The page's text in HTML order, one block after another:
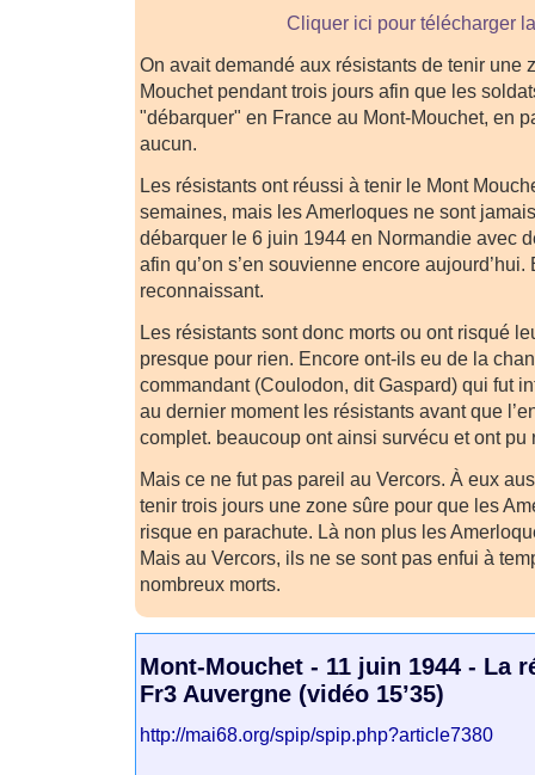
Cliquer ici pour télécharger
On avait demandé aux résistants de tenir une
Mouchet pendant trois jours afin que les
"débarquer" en France au Mont-Mouchet, en
aucun.
Les résistants ont réussi à tenir le Mont
semaines, mais les Amerloques ne sont
débarquer le 6 juin 1944 en Normandie avec
afin qu’on s’en souvienne encore aujourd’hui.
reconnaissant.
Les résistants sont donc morts ou ont risqué
presque pour rien. Encore ont-ils eu de la
commandant (Coulodon, dit Gaspard) qui fut
au dernier moment les résistants avant que
complet. beaucoup ont ainsi survécu et ont pu
Mais ce ne fut pas pareil au Vercors. À eux
tenir trois jours une zone sûre pour que les
risque en parachute. Là non plus les
Mais au Vercors, ils ne se sont pas enfui à
nombreux morts.
Mont-Mouchet - 11 juin 1944 - La
Fr3 Auvergne (vidéo 15’35)
http://mai68.org/spip/spip.php?article7380